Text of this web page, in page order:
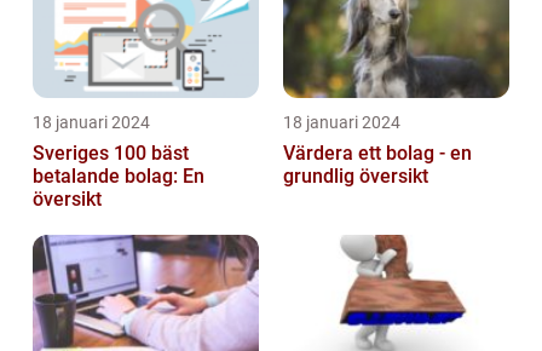
18 januari 2024
Sveriges 100 bäst
betalande bolag: En
översikt
18 januari 2024
Värdera ett bolag - en
grundlig översikt